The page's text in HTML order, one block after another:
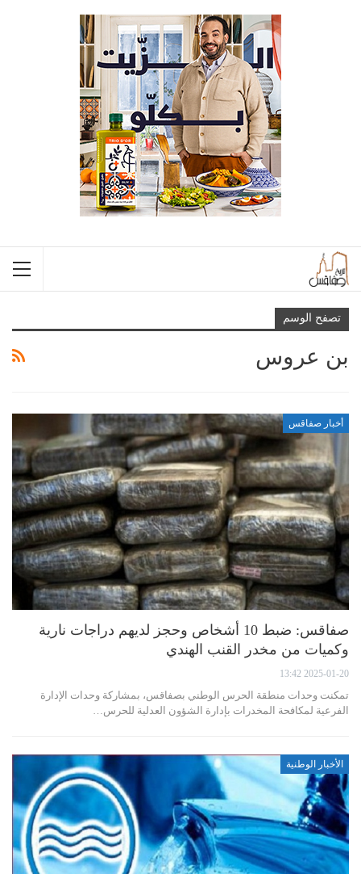
تصفح الوسم
بن عروس
أخبار صفاقس
صفاقس: ضبط 10 أشخاص وحجز لديهم دراجات نارية
وكميات من مخدر القنب الهندي
2025-01-20 13:42
تمكنت وحدات منطقة الحرس الوطني بصفاقس، بمشاركة وحدات الإدارة
الفرعية لمكافحة المخدرات بإدارة الشؤون العدلية للحرس…
الأخبار الوطنية